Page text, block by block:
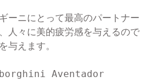
ーニにとって最高のパートナー
人々に美的疲労感を与えるので
与えます。
Aventador